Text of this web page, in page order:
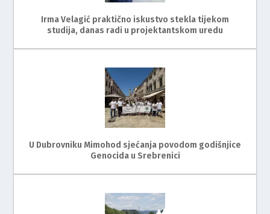
Irma Velagić praktično iskustvo stekla tijekom
studija, danas radi u projektantskom uredu
U Dubrovniku Mimohod sjećanja povodom godišnjice
Genocida u Srebrenici